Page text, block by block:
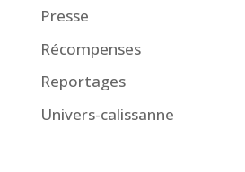
Presse
Récompenses
Reportages
Univers-calissanne